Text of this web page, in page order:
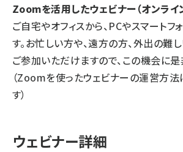
Zoomを活用したウェビナー（オンライ
ご自宅やオフィスから、PCやスマートフ
す。お忙しい方や、遠方の方、外出の難
ご参加いただけますので、この機会に是
（Zoomを使ったウェビナーの運営方
す）
ウェビナー詳細